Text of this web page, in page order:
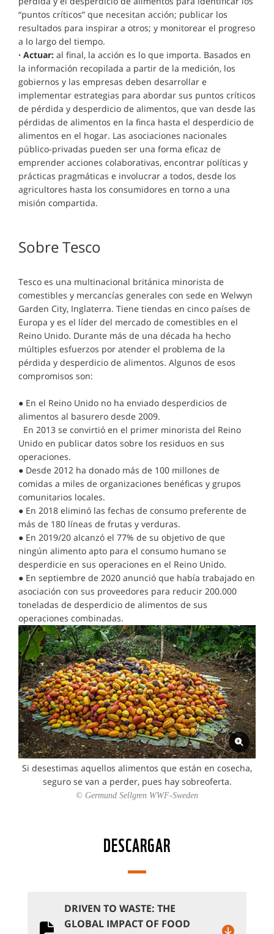
“puntos críticos” que necesitan acción; publicar los
resultados para inspirar a otros; y monitorear el progreso
a lo largo del tiempo.
· Actuar: al final, la acción es lo que importa. Basados en
la información recopilada a partir de la medición, los
gobiernos y las empresas deben desarrollar e
implementar estrategias para abordar sus puntos críticos
de pérdida y desperdicio de alimentos, que van desde las
pérdidas de alimentos en la finca hasta el desperdicio de
alimentos en el hogar. Las asociaciones nacionales
público-privadas pueden ser una forma eficaz de
emprender acciones colaborativas, encontrar políticas y
prácticas pragmáticas e involucrar a todos, desde los
agricultores hasta los consumidores en torno a una
misión compartida.
Sobre Tesco
Tesco es una multinacional británica minorista de
comestibles y mercancías generales con sede en Welwyn
Garden City, Inglaterra. Tiene tiendas en cinco países de
Europa y es el líder del mercado de comestibles en el
Reino Unido. Durante más de una década ha hecho
múltiples esfuerzos por atender el problema de la
pérdida y desperdicio de alimentos. Algunos de esos
compromisos son:
● En el Reino Unido no ha enviado desperdicios de
alimentos al basurero desde 2009.
En 2013 se convirtió en el primer minorista del Reino
Unido en publicar datos sobre los residuos en sus
operaciones.
● Desde 2012 ha donado más de 100 millones de
comidas a miles de organizaciones benéficas y grupos
comunitarios locales.
● En 2018 eliminó las fechas de consumo preferente de
más de 180 líneas de frutas y verduras.
● En 2019/20 alcanzó el 77% de su objetivo de que
ningún alimento apto para el consumo humano se
desperdicie en sus operaciones en el Reino Unido.
● En septiembre de 2020 anunció que había trabajado en
asociación con sus proveedores para reducir 200.000
toneladas de desperdicio de alimentos de sus
operaciones combinadas.
Si desestimas aquellos alimentos que están en cosecha,
seguro se van a perder, pues hay sobreoferta.
© Germund Sellgren WWF-Sweden
DESCARGAR
DRIVEN TO WASTE: THE
GLOBAL IMPACT OF FOOD